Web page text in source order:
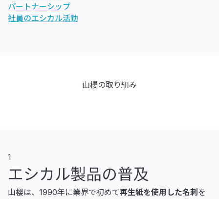
パートナーシップ
社員のエシカル活動
山櫻の取り組み
1
エシカル製品の普及
山櫻は、1990年に業界で初めて再生紙を使用した名刺 を